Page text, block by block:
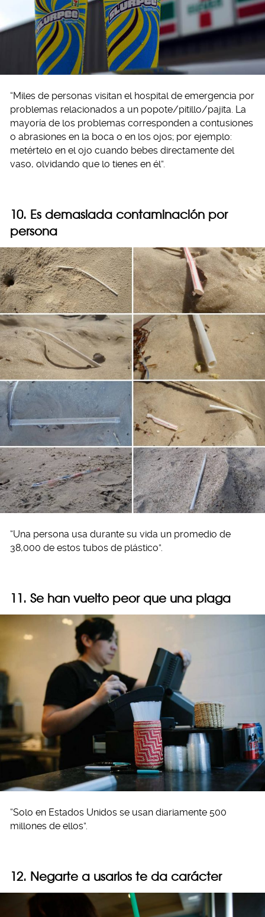
“Miles de personas visitan el hospital de emergencia por
problemas relacionados a un popote/pitillo/pajita. La
mayoría de los problemas corresponden a contusiones
o abrasiones en la boca o en los ojos; por ejemplo:
metértelo en el ojo cuando bebes directamente del
vaso, olvidando que lo tienes en él”.
10. Es demasiada contaminación por
persona
“Una persona usa durante su vida un promedio de
38,000 de estos tubos de plástico”.
11. Se han vuelto peor que una plaga
“Solo en Estados Unidos se usan diariamente 500
millones de ellos”.
12. Negarte a usarlos te da carácter